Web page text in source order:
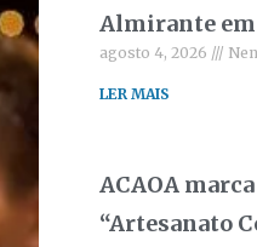
Almirante em
agosto 4, 2026
LER MAIS
ACAOA
“Artesanato